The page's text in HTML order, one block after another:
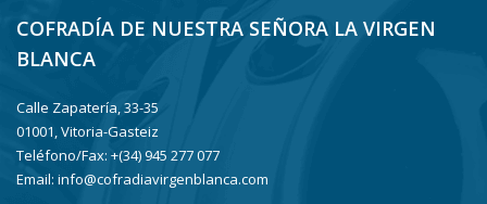
COFRADÍA DE NUESTRA SEÑORA LA VIRGEN
BLANCA
Calle Zapatería, 33-35
01001, Vitoria-Gasteiz
Teléfono/Fax: +(34) 945 277 077
Email: info@cofradiavirgenblanca.com